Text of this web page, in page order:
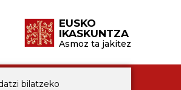
EUSKO
IKASKUNTZA
Asmoz ta jakitez